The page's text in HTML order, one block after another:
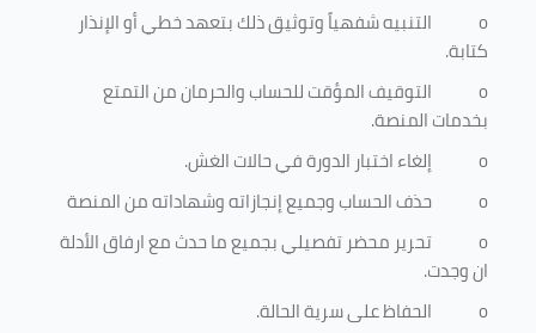
o
التنبيه شفهياً وتوثيق ذلك بتعهد خطي أو الإنذار
كتابة.
o
التوقيف المؤقت للحساب والحرمان من التمتع
بخدمات المنصة.
o
إلغاء اختبار الدورة في حالات الغش.
o
حذف الحساب وجميع إنجازاته وشهاداته من المنصة
o
تحرير محضر تفصيلي بجميع ما حدث مع ارفاق الأدلة
ان وجدت.
o
الحفاظ على سرية الحالة.